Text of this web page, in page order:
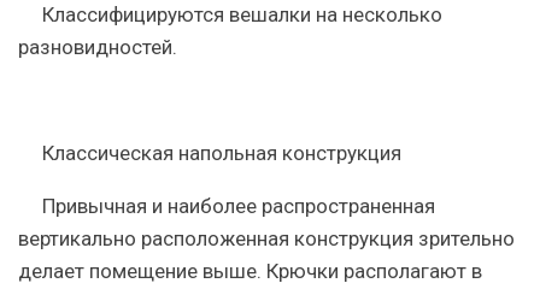
Классифицируются вешалки на несколько
разновидностей.
Классическая напольная конструкция
Привычная и наиболее распространенная
вертикально расположенная конструкция зрительно
делает помещение выше. Крючки располагают в